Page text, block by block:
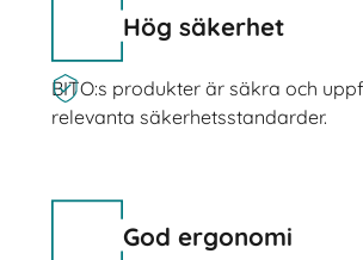
Hög säkerhet
BITO:s produkter är säkra och
relevanta säkerhetsstandarder.
God ergonomi